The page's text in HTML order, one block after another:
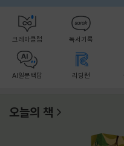
크레마클럽 독서기록
AI일문백답 리딩런
오늘의 책